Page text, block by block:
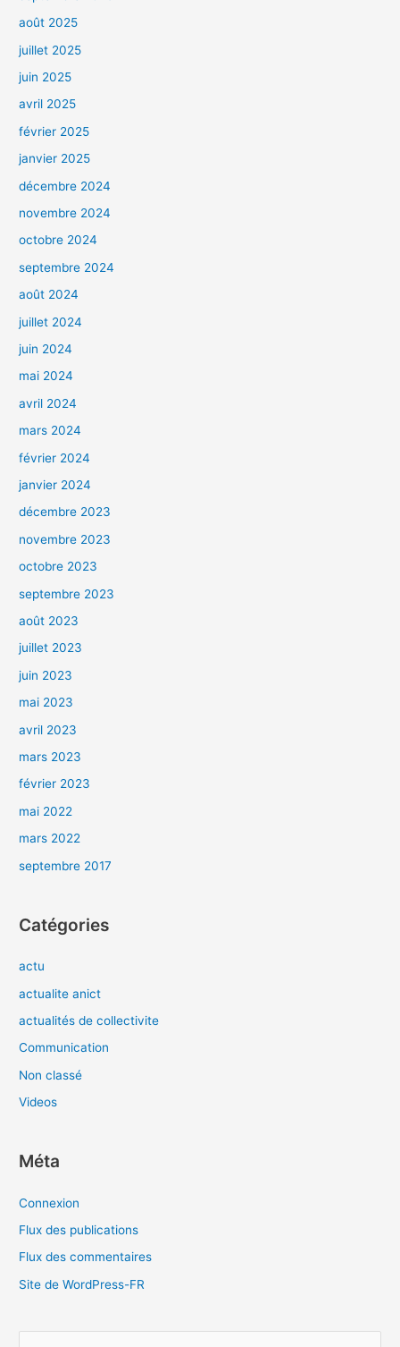
août 2025
juillet 2025
juin 2025
avril 2025
février 2025
janvier 2025
décembre 2024
novembre 2024
octobre 2024
septembre 2024
août 2024
juillet 2024
juin 2024
mai 2024
avril 2024
mars 2024
février 2024
janvier 2024
décembre 2023
novembre 2023
octobre 2023
septembre 2023
août 2023
juillet 2023
juin 2023
mai 2023
avril 2023
mars 2023
février 2023
mai 2022
mars 2022
septembre 2017
Catégories
actu
actualite anict
actualités de collectivite
Communication
Non classé
Videos
Méta
Connexion
Flux des publications
Flux des commentaires
Site de WordPress-FR